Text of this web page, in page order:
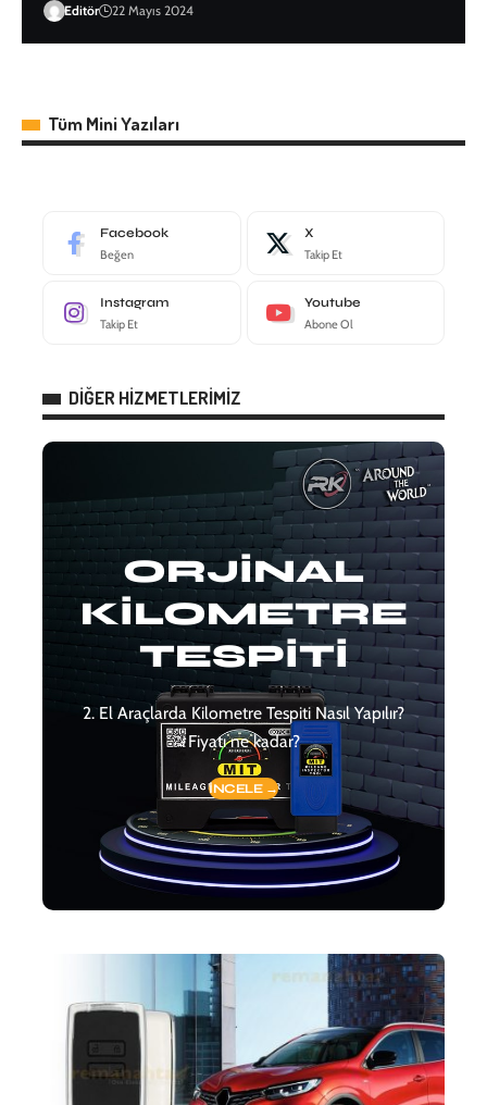
Editör 22 Mayıs 2024
Tüm Mini Yazıları
Facebook
Beğen
X
Takip Et
Instagram
Takip Et
Youtube
Abone Ol
DİĞER HİZMETLERİMİZ
ORJİNAL
KİLOMETRE
TESPİTİ
2. El Araçlarda Kilometre Tespiti Nasıl Yapılır?
Fiyatı ne kadar?
İNCELE →